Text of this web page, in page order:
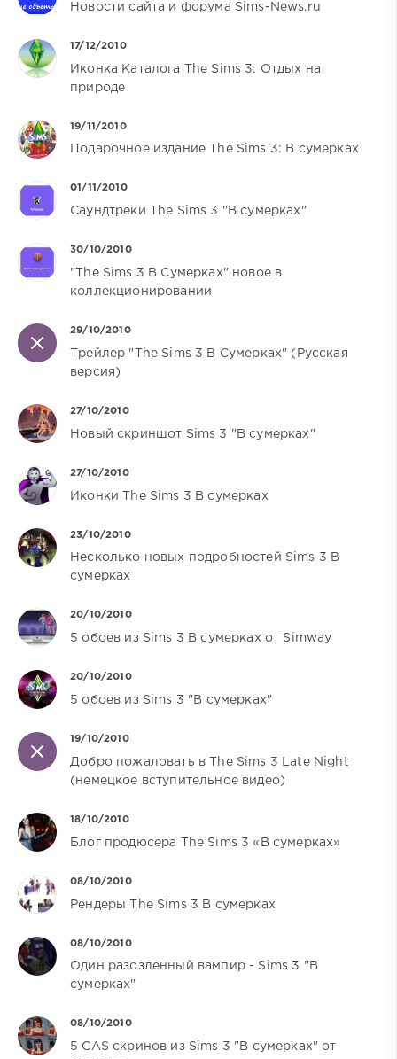
Новости сайта и форума Sims-News.ru
17/12/2010
Иконка Каталога The Sims 3: Отдых на
природе
19/11/2010
Подарочное издание The Sims 3: В сумерках
01/11/2010
Саундтреки The Sims 3 "В сумерках"
30/10/2010
"The Sims 3 В Сумерках" новое в
коллекционировании
29/10/2010
Трейлер "The Sims 3 В Сумерках" (Русская
версия)
27/10/2010
Новый скриншот Sims 3 "В сумерках"
27/10/2010
Иконки The Sims 3 В сумерках
23/10/2010
Несколько новых подробностей Sims 3 В
сумерках
20/10/2010
5 обоев из Sims 3 В сумерках от Simway
20/10/2010
5 обоев из Sims 3 "В сумерках"
19/10/2010
Добро пожаловать в The Sims 3 Late Night
(немецкое вступительное видео)
18/10/2010
Блог продюсера The Sims 3 «В сумерках»
08/10/2010
Рендеры The Sims 3 В сумерках
08/10/2010
Один разозленный вампир - Sims 3 "В
сумерках"
08/10/2010
5 CAS скринов из Sims 3 "В сумерках" от